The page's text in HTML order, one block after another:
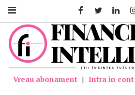
Vreau abonament | Intra in cont
FacebookTwitter Linkedin